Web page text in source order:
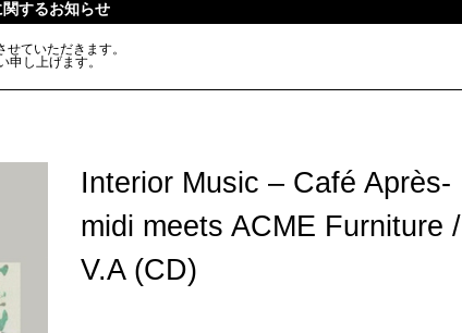
関するお知らせ
ていただきます。
し上げます。
Interior Music – Café Après-
midi meets ACME Furniture /
V.A (CD)